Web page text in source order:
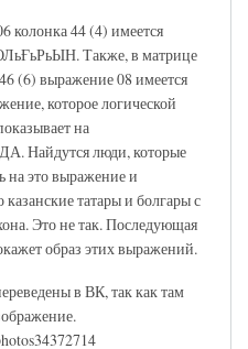
колонка 44 (4) имеется
Также, в матрице
(6) выражение 08 имеется
которое логической
на
Найдутся люди, которые
на это выражение и
казанские татары и болгары с
Это не так. Последующая
образ этих выражений.
в ВК, так как там